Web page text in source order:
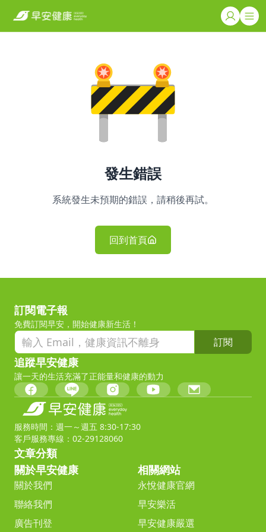
發生錯誤
系統發生未預期的錯誤，請稍後再試。
回到首頁
訂閱電子報
免費訂閱早安，開始健康新生活！
訂閱
追蹤早安健康
讓一天的生活充滿了正能量和健康的動力
服務時間：週一～週五 8:30-17:30
客戶服務專線：02-29128060
文章分類
關於早安健康
關於我們
聯絡我們
廣告刊登
相關網站
永悅健康官網
早安樂活
早安健康嚴選